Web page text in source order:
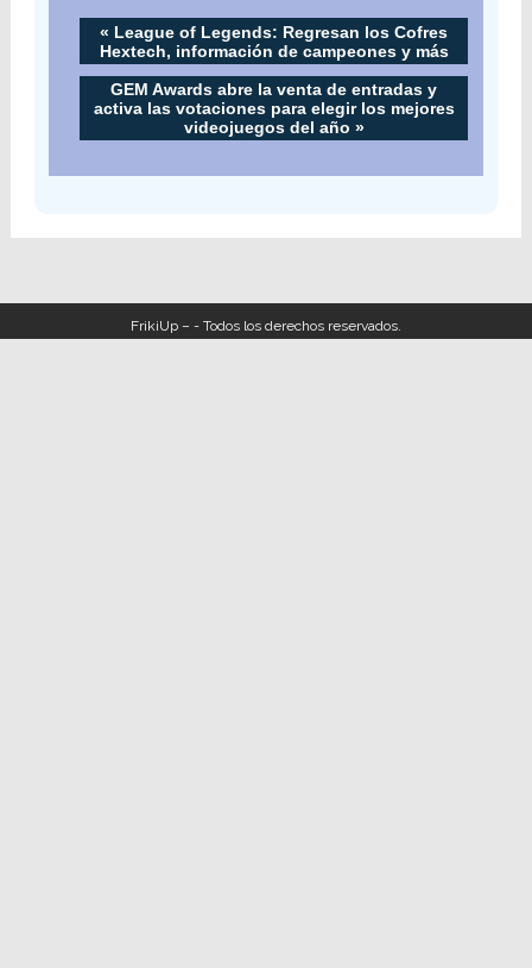
« League of Legends: Regresan los Cofres
Hextech, información de campeones y más
GEM Awards abre la venta de entradas y
activa las votaciones para elegir los mejores
videojuegos del año »
FrikiUp – - Todos los derechos reservados.